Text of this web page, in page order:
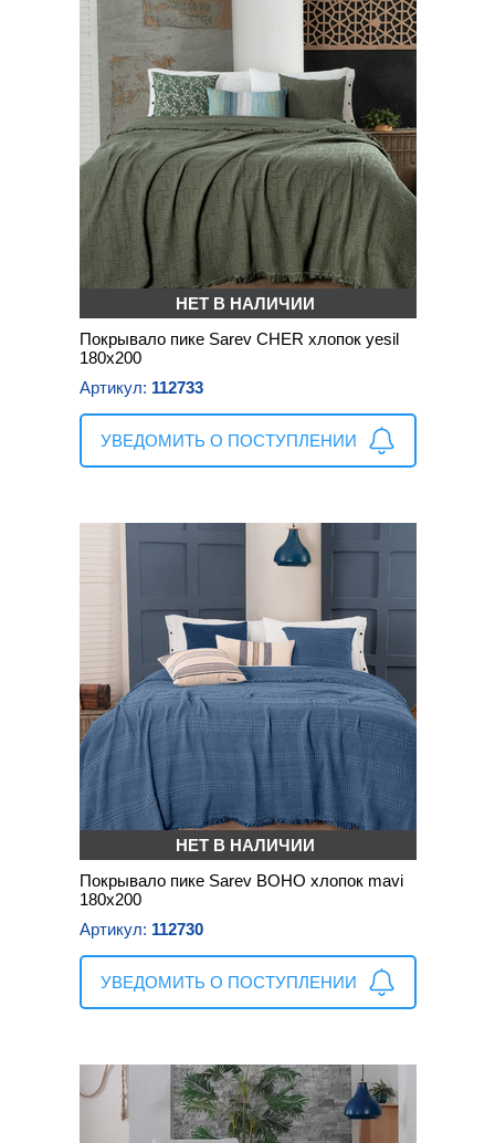
НЕТ В НАЛИЧИИ
Покрывало пике Sarev CHER хлопок yesil
180х200
Артикул: 112733
УВЕДОМИТЬ О ПОСТУПЛЕНИИ
НЕТ В НАЛИЧИИ
Покрывало пике Sarev BOHO хлопок mavi
180х200
Артикул: 112730
УВЕДОМИТЬ О ПОСТУПЛЕНИИ